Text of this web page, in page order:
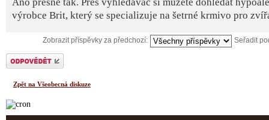
výrobce Brit, který se specializuje na šetrné krmivo pro
Zobrazit příspěvky za předchozí: Seřadit
Odeslat odpověď
Zpět na Všeobecná diskuze